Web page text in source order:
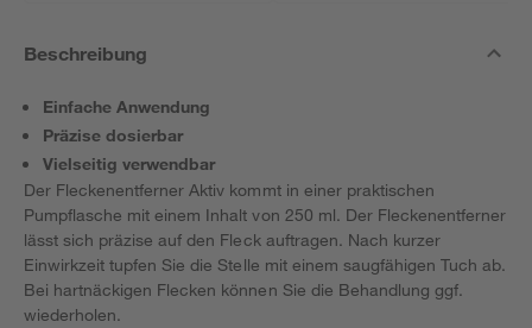
Beschreibung
Einfache Anwendung
Präzise dosierbar
Vielseitig verwendbar
Der Fleckenentferner Aktiv kommt in einer praktischen
Pumpflasche mit einem Inhalt von 250 ml. Der Fleckenentferner
lässt sich präzise auf den Fleck auftragen. Nach kurzer
Einwirkzeit tupfen Sie die Stelle mit einem saugfähigen Tuch ab.
Bei hartnäckigen Flecken können Sie die Behandlung ggf.
wiederholen.